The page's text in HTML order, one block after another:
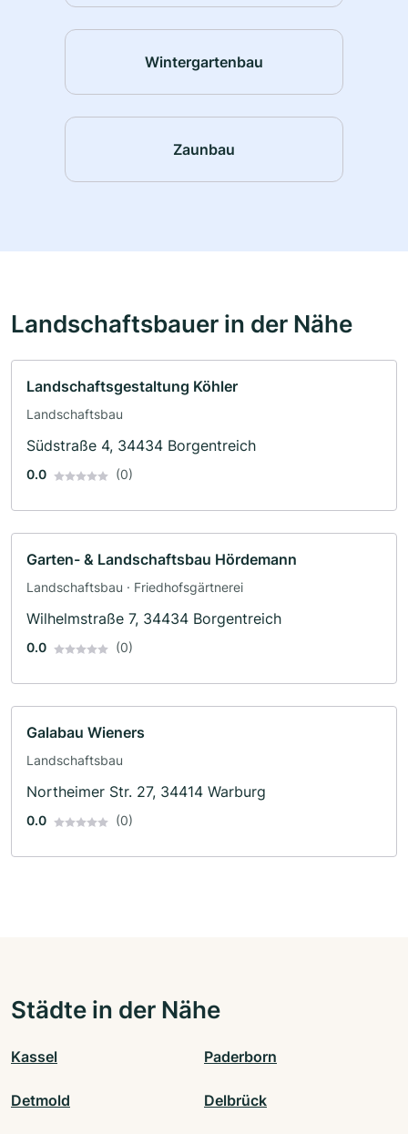
Wintergartenbau
Zaunbau
Landschaftsbauer in der Nähe
Landschaftsgestaltung Köhler
Landschaftsbau
Südstraße 4, 34434 Borgentreich
0.0 (0)
Garten- & Landschaftsbau Hördemann
Landschaftsbau · Friedhofsgärtnerei
Wilhelmstraße 7, 34434 Borgentreich
0.0 (0)
Galabau Wieners
Landschaftsbau
Northeimer Str. 27, 34414 Warburg
0.0 (0)
Städte in der Nähe
Kassel Paderborn
Detmold Delbrück